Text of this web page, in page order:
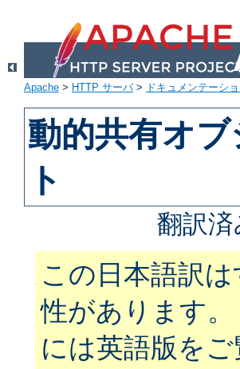
Apache > HTTP サーバ> ドキュメンテーシ
動的共有オ
ト
翻訳済
この日本語訳
性があります
には英語版を